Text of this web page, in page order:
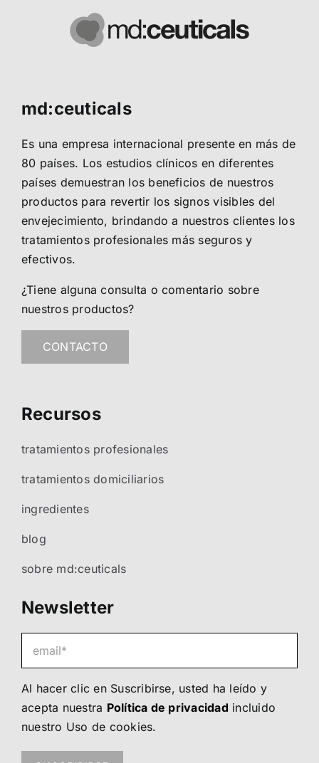
md:ceuticals
Es una empresa internacional presente en más de
80 países. Los estudios clínicos en diferentes
países demuestran los beneficios de nuestros
productos para revertir los signos visibles del
envejecimiento, brindando a nuestros clientes los
tratamientos profesionales más seguros y
efectivos.
¿Tiene alguna consulta o comentario sobre
nuestros productos?
CONTACTO
Recursos
tratamientos profesionales
tratamientos domiciliarios
ingredientes
blog
sobre md:ceuticals
Newsletter
Al hacer clic en Suscribirse, usted ha leído y
acepta nuestra Política de privacidad incluido
nuestro Uso de cookies.